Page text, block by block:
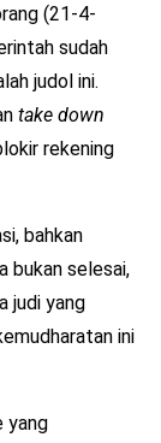
(21-4-
sudah
judol ini.
take down
rekening
bahkan
bukan selesai,
judi yang
ini
yang